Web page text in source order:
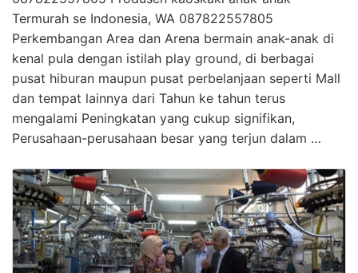
Termurah se Indonesia, WA 087822557805
Perkembangan Area dan Arena bermain anak-anak di
kenal pula dengan istilah play ground, di berbagai
pusat hiburan maupun pusat perbelanjaan seperti Mall
dan tempat lainnya dari Tahun ke tahun terus
mengalami Peningkatan yang cukup signifikan,
Perusahaan-perusahaan besar yang terjun dalam …